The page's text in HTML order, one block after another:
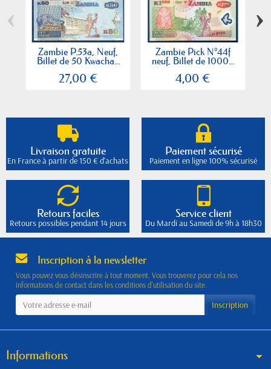
Zambie P.53a, Neuf,
Billet de 50 Kwacha...
27,00 €
Zambie Pick N°44f
neuf, Billet de 1000...
4,00 €
‹ ›
Livraison gratuite
En France à partir de 150 € d'achats
Paiement sécurisé
Paiement en ligne 100% sécurisé
Retours faciles
Retours possibles pendant 14 jours
Service client
Du Mardi au Samedi de 9h à 18h30
Inscription à la newsletter
Vous pouvez vous désinscrire à tout moment. Vous trouverez pour cela nos
informations de contact dans les conditions d'utilisation du site.
Informations